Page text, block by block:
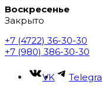
Воскресенье
Закрыто
+7 (4722) 36-30-30
+7 (980) 386-30-30
VK